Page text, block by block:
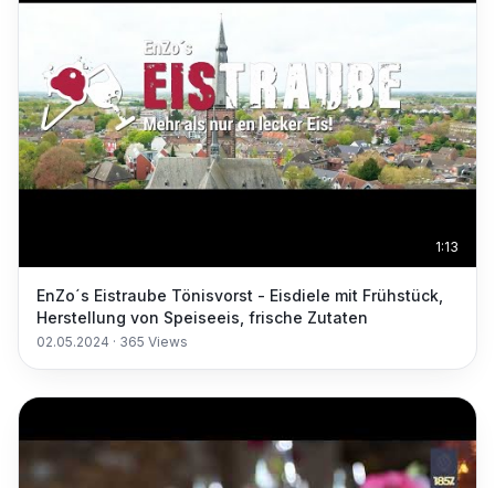
1:13
EnZo´s Eistraube Tönisvorst - Eisdiele mit Frühstück,
Herstellung von Speiseeis, frische Zutaten
02.05.2024 · 365 Views